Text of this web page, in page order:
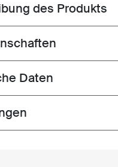
Toggle overview
des Produkts
Toggle features
Toggle techspec
Daten